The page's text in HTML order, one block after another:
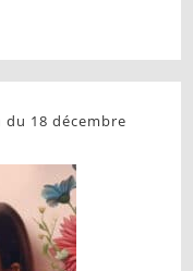
18 décembre